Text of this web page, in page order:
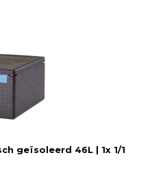
geïsoleerd 46L | 1x 1/1